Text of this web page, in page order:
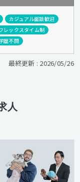
カジュアル面談歓迎
レックスタイム制
歴不問
最終更新 : 2026/05/26
人